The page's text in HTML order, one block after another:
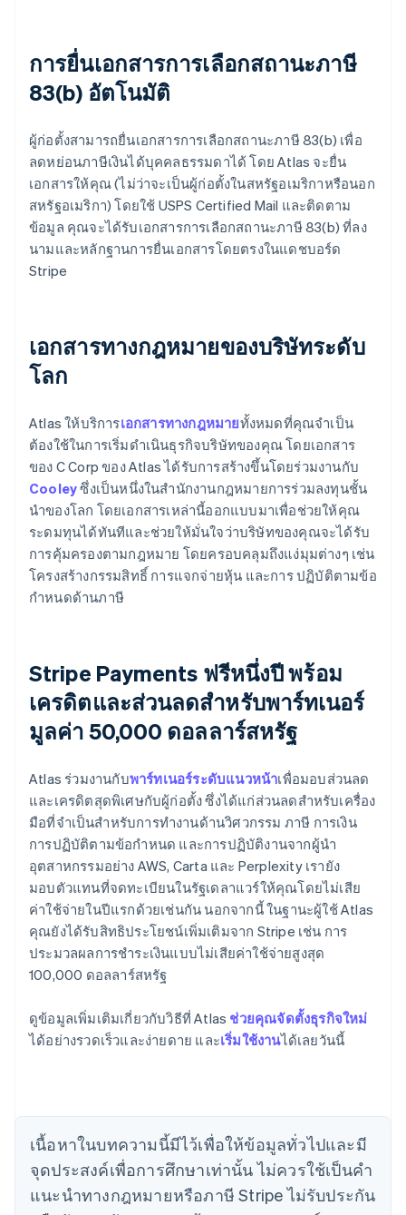
การยื่นเอกสารการเลือกสถานะภาษี
83(b) อัตโนมัติ
ผู้ก่อตั้งสามารถยื่นเอกสารการเลือกสถานะภาษี 83(b) เพื่อ
ลดหย่อนภาษีเงินได้บุคคลธรรมดาได้ โดย Atlas จะยื่น
เอกสารให้คุณ (ไม่ว่าจะเป็นผู้ก่อตั้งในสหรัฐอเมริกาหรือนอก
สหรัฐอเมริกา) โดยใช้ USPS Certified Mail และติดตาม
ข้อมูล คุณจะได้รับเอกสารการเลือกสถานะภาษี 83(b) ที่ลง
นามและหลักฐานการยื่นเอกสารโดยตรงในแดชบอร์ด
Stripe
เอกสารทางกฎหมายของบริษัทระดับ
โลก
Atlas ให้บริการเอกสารทางกฎหมายทั้งหมดที่คุณจำเป็น
ต้องใช้ในการเริ่มดำเนินธุรกิจบริษัทของคุณ โดยเอกสาร
ของ C Corp ของ Atlas ได้รับการสร้างขึ้นโดยร่วมงานกับ
Cooleyซึ่งเป็นหนึ่งในสำนักงานกฎหมายการร่วมลงทุนชั้น
นำของโลก โดยเอกสารเหล่านี้ออกแบบมาเพื่อช่วยให้คุณ
ระดมทุนได้ทันทีและช่วยให้มั่นใจว่าบริษัทของคุณจะได้รับ
การคุ้มครองตามกฎหมาย โดยครอบคลุมถึงแง่มุมต่างๆ เช่น
โครงสร้างกรรมสิทธิ์ การแจกจ่ายหุ้น และการ ปฏิบัติตามข้อ
กำหนดด้านภาษี
Stripe Payments ฟรีหนึ่งปี พร้อม
เครดิตและส่วนลดสำหรับพาร์ทเนอร์
มูลค่า 50,000 ดอลลาร์สหรัฐ
Atlas ร่วมงานกับพาร์ทเนอร์ระดับแนวหน้าเพื่อมอบส่วนลด
และเครดิตสุดพิเศษกับผู้ก่อตั้ง ซึ่งได้แก่ส่วนลดสำหรับเครื่อง
มือที่จำเป็นสำหรับการทำงานด้านวิศวกรรม ภาษี การเงิน
การปฏิบัติตามข้อกำหนด และการปฏิบัติงานจากผู้นำ
อุตสาหกรรมอย่าง AWS, Carta และ Perplexity เรายัง
มอบตัวแทนที่จดทะเบียนในรัฐเดลาแวร์ให้คุณโดยไม่เสีย
ค่าใช้จ่ายในปีแรกด้วยเช่นกัน นอกจากนี้ ในฐานะผู้ใช้ Atlas
คุณยังได้รับสิทธิประโยชน์เพิ่มเติมจาก Stripe เช่น การ
ประมวลผลการชำระเงินแบบไม่เสียค่าใช้จ่ายสูงสุด
100,000 ดอลลาร์สหรัฐ
ดูข้อมูลเพิ่มเติมเกี่ยวกับวิธีที่ Atlas ช่วยคุณจัดตั้งธุรกิจใหม่
ได้อย่างรวดเร็วและง่ายดาย และเริ่มใช้งานได้เลยวันนี้
เนื้อหาในบทความนี้มีไว้เพื่อให้ข้อมูลทั่วไปและมี
จุดประสงค์เพื่อการศึกษาเท่านั้น ไม่ควรใช้เป็นคํา
แนะนําทางกฎหมายหรือภาษี Stripe ไม่รับประกัน
กรีซ
เขตบริหารพิเศษฮ่องกง ประเทศจีน
English 简体中文
简体中文English
ไซปรัส
English
ญี่ปุ่น